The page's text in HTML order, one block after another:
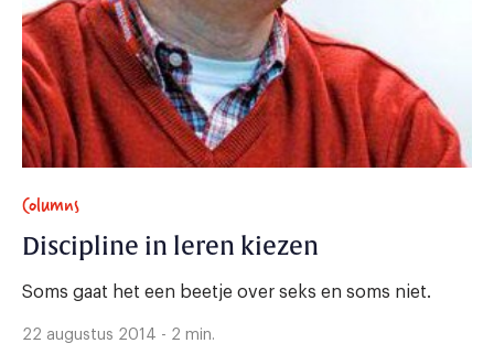
Columns
Discipline in leren kiezen
Soms gaat het een beetje over seks en soms niet.
22 augustus 2014 - 2 min.